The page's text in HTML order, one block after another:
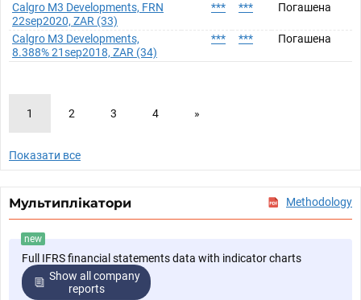
Calgro M3 Developments, FRN
22sep2020, ZAR (33)
*** *** Погашена
Calgro M3 Developments,
8.388% 21sep2018, ZAR (34)
*** *** Погашена
1 2 3 4 »
Показати все
Мультиплікатори Methodology
new
Full IFRS financial statements data with indicator charts
Show all company
reports